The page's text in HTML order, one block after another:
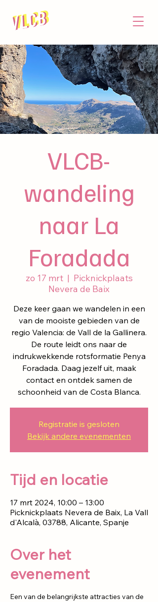
VLCB-
wandeling
naar La
Foradada
zo 17 mrt
  |
Picknickplaats
Nevera de Baix
Deze keer gaan we wandelen in een
van de mooiste gebieden van de
regio Valencia: de Vall de la Gallinera.
De route leidt ons naar de
indrukwekkende rotsformatie Penya
Foradada. Daag jezelf uit, maak
contact en ontdek samen de
schoonheid van de Costa Blanca.
Registratie is gesloten
Bekijk andere evenementen
Tijd en locatie
17 mrt 2024, 10:00 – 13:00
Picknickplaats Nevera de Baix, La Vall
d'Alcalà, 03788, Alicante, Spanje
Over het
evenement
Een van de belangrijkste attracties van de